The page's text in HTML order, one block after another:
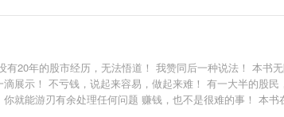
20年的股市经历，无法悟道！ 我赞同后一种说法！ 本书
展示！ 不亏钱，说起来容易，做起来难！ 有一大半的股
就能游刃有余处理任何问题 赚钱，也不是很难的事！ 本